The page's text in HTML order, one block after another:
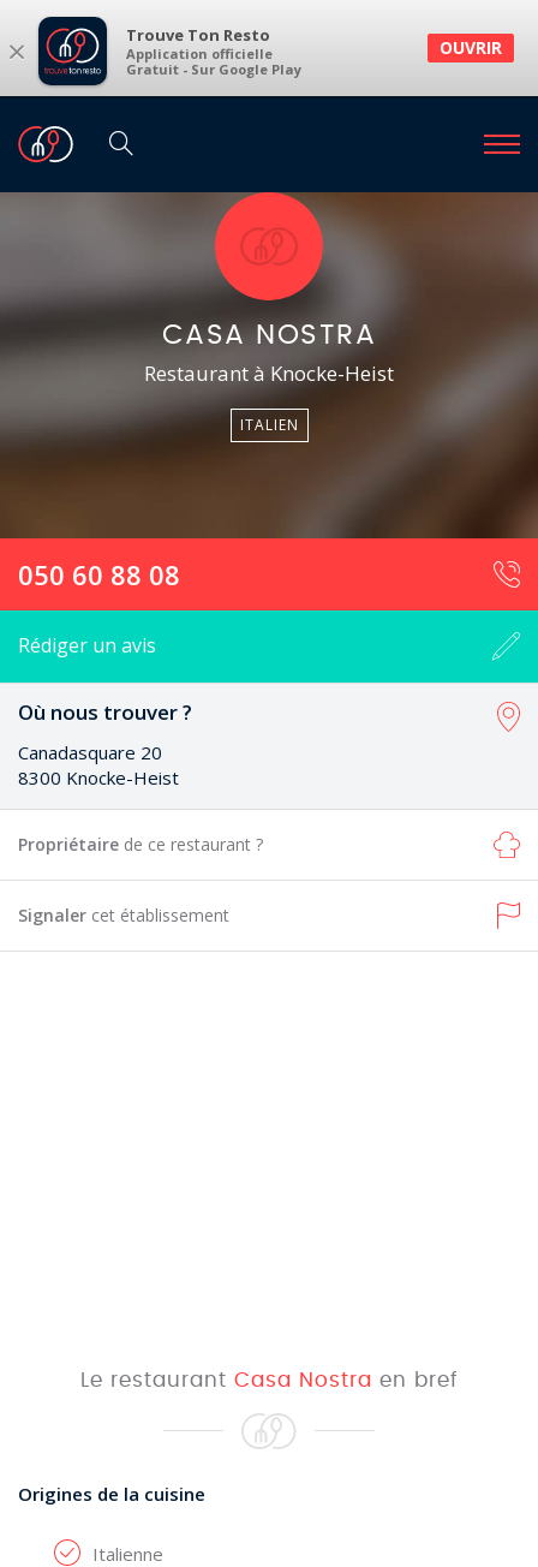
× Trouve Ton Resto
Application officielle
Gratuit - Sur Google Play
OUVRIR
CASA NOSTRA
Restaurant à Knocke-Heist
ITALIEN
050 60 88 08
Rédiger un avis
Où nous trouver ?
Canadasquare 20
8300 Knocke-Heist
Propriétaire de ce restaurant ?
Signaler cet établissement
Le restaurant Casa Nostra en bref
Origines de la cuisine
Italienne